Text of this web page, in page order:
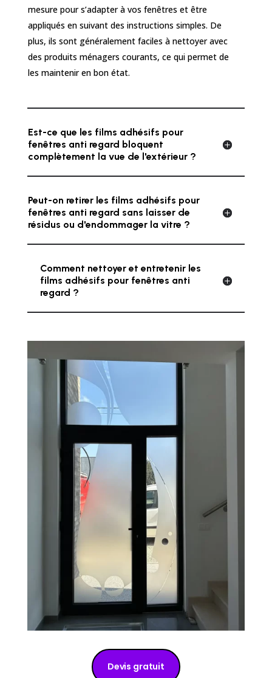
mesure pour s’adapter à vos fenêtres et être
appliqués en suivant des instructions simples. De
plus, ils sont généralement faciles à nettoyer avec
des produits ménagers courants, ce qui permet de
les maintenir en bon état.
Est-ce que les films adhésifs pour
fenêtres anti regard bloquent
complètement la vue de l'extérieur ?
Peut-on retirer les films adhésifs pour
fenêtres anti regard sans laisser de
résidus ou d'endommager la vitre ?
Comment nettoyer et entretenir les
films adhésifs pour fenêtres anti
regard ?
Devis gratuit